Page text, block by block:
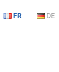
FR DE